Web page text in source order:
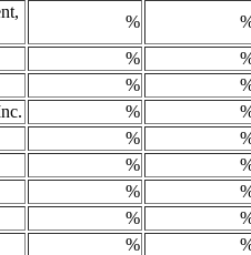
%
%
%
%
%
%
%
%
%